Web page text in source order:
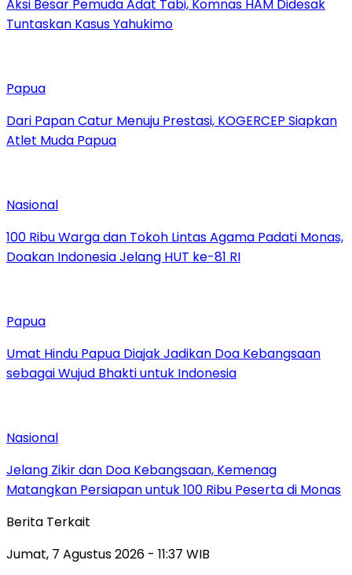
Aksi Besar Pemuda Adat Tabi, Komnas HAM Didesak
Tuntaskan Kasus Yahukimo
Papua
Dari Papan Catur Menuju Prestasi, KOGERCEP Siapkan
Atlet Muda Papua
Nasional
100 Ribu Warga dan Tokoh Lintas Agama Padati Monas,
Doakan Indonesia Jelang HUT ke-81 RI
Papua
Umat Hindu Papua Diajak Jadikan Doa Kebangsaan
sebagai Wujud Bhakti untuk Indonesia
Nasional
Jelang Zikir dan Doa Kebangsaan, Kemenag
Matangkan Persiapan untuk 100 Ribu Peserta di Monas
Berita Terkait
Jumat, 7 Agustus 2026 - 11:37 WIB